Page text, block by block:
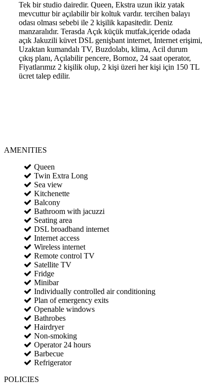
Tek bir studio dairedir. Queen, Ekstra uzun ikiz yatak
mevcuttur bir açılabilir bir koltuk vardır. tercihen balayı
odası olması sebebi ile 2 kişilik kapasitedir. Deniz
manzaralıdır. Terasda Açık küçük mutfak,içeride odada
açık Jakuzili küvet DSL genişbant internet, Internet erişimi,
Uzaktan kumandalı TV, Buzdolabı, klima, Acil durum
çıkış planı, Açılabilir pencere, Bornoz, 24 saat operator,
Fiyatlarımız 2 kişilik olup, 2 kişi üzeri her kişi için 150 TL
ücret talep edilir.
AMENITIES
Queen
Twin Extra Long
Sea view
Kitchenette
Balcony
Bathroom with jacuzzi
Seating area
DSL broadband internet
Internet access
Wireless internet
Remote control TV
Satellite TV
Fridge
Minibar
Individually controlled air conditioning
Plan of emergency exits
Openable windows
Bathrobes
Hairdryer
Non-smoking
Operator 24 hours
Barbecue
Refrigerator
POLICIES